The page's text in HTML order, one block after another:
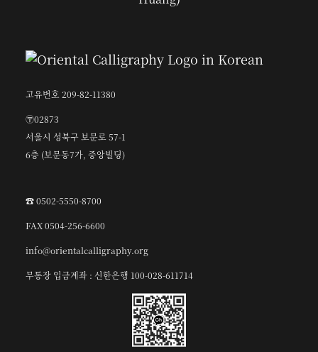
고유번호 209-82-11380
〶02873
서울시 성북구 보문로 57-1
6층 (보문동7가, 중앙빌딩)
☎︎ 0502-5550-8700
FAX 0504-256-6600
info@orientalcalligraphy.org
무통장 입금계좌 : 신한은행 100-028-611714